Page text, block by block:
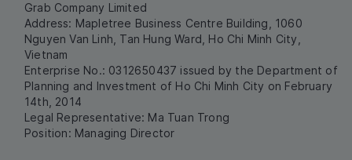
Grab Company Limited
Address: Mapletree Business Centre Building, 1060
Nguyen Van Linh, Tan Hung Ward, Ho Chi Minh City,
Vietnam
Enterprise No.: 0312650437 issued by the Department of
Planning and Investment of Ho Chi Minh City on February
14th, 2014
Legal Representative: Ma Tuan Trong
Position: Managing Director